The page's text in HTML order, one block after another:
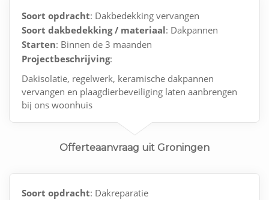
Soort opdracht: Dakbedekking vervangen
Soort dakbedekking / materiaal: Dakpannen
Starten: Binnen de 3 maanden
Projectbeschrijving:
Dakisolatie, regelwerk, keramische dakpannen
vervangen en plaagdierbeveiliging laten aanbrengen
bij ons woonhuis
Offerteaanvraag uit Groningen
Soort opdracht: Dakreparatie